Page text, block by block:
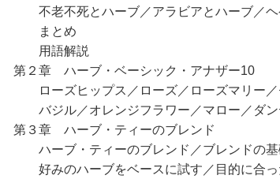
不老不死とハーブ／アラビアとハーブ／ヘ
まとめ
用語解説
第２章 ハーブ・ベーシック・アナザー10
ローズヒップス／ローズ／ローズマリー／
バジル／オレンジフラワー／マロー／ダン
第３章 ハーブ・ティーのブレンド
ハーブ・ティーのブレンド／ブレンドの基
好みのハーブをベースに試す／目的に合っ